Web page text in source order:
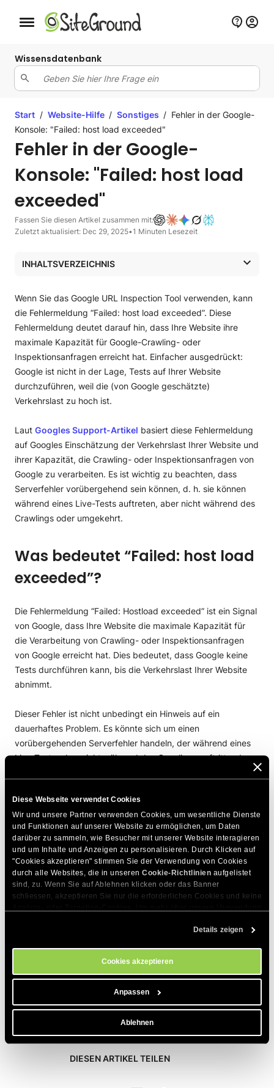
Diese Webseite verwendet Cookies
Wir und unsere Partner verwenden Cookies, um wesentliche Dienste
und Funktionen auf unserer Website zu ermöglichen, um Daten
darüber zu sammeln, wie Besucher mit unserer Website interagieren
und um Inhalte und Anzeigen zu personalisieren. Durch Klicken auf
"Cookies akzeptieren" stimmen Sie der Verwendung von Cookies
durch alle Websites, die in unseren Cookie-Richtlinien aufgelistet
sind, zu. Wenn Sie auf Ablehnen klicken oder das Banner
schliessen, akzeptieren Sie nur die erforderlichen Cookies und keine
. Sie können Ihre Cookie-Einstellungen jederzeit im
Details zeigen
Cookies akzeptieren
Anpassen
Ablehnen
Schaltfläche Mobile Navigation
Wissensdatenbank
Start / Website-Hilfe / Sonstiges / Fehler in der Google-
Konsole: "Failed: host load exceeded"
Fehler in der Google-
Konsole: "Failed: host load
exceeded"
Fassen Sie diesen Artikel zusammen mit:
Zuletzt aktualisiert: Dec 29, 2025•1 Minuten Lesezeit
INHALTSVERZEICHNIS
So beheben Sie den Fehler “Failed: host load exceeded”
Fehler
Wenn Sie das Google URL Inspection Tool verwenden, kann
die Fehlermeldung “Failed: host load exceeded”. Diese
Fehlermeldung deutet darauf hin, dass Ihre Website ihre
maximale Kapazität für Google-Crawling- oder
Inspektionsanfragen erreicht hat. Einfacher ausgedrückt:
Google ist nicht in der Lage, Tests auf Ihrer Website
durchzuführen, weil die (von Google geschätzte)
Verkehrslast zu hoch ist.
Laut Googles Support-Artikel basiert diese Fehlermeldung
auf Googles Einschätzung der Verkehrslast Ihrer Website und
ihrer Kapazität, die Crawling- oder Inspektionsanfragen von
Google zu verarbeiten. Es ist wichtig zu beachten, dass
Serverfehler vorübergehend sein können, d. h. sie können
während eines Live-Tests auftreten, aber nicht während des
Crawlings oder umgekehrt.
Was bedeutet “Failed: host load
exceeded”?
Die Fehlermeldung “Failed: Hostload exceeded” ist ein Signal
von Google, dass Ihre Website die maximale Kapazität für
die Verarbeitung von Crawling- oder Inspektionsanfragen
von Google erreicht hat. Dies bedeutet, dass Google keine
Tests durchführen kann, bis die Verkehrslast Ihrer Website
abnimmt.
Dieser Fehler ist nicht unbedingt ein Hinweis auf ein
dauerhaftes Problem. Es könnte sich um einen
vorübergehenden Serverfehler handeln, der während eines
Live-Tests, aber nicht während des Crawlings auftritt, oder
stattdessen, was er bedeutet, und unternehmen Sie die
notwendigen Schritte, um ihn zu beheben.
So beheben Sie den Fehler
“Failed: host load exceeded”
Fehler
Die empfohlene Lösung für diesen Fehler ist es, 24 Stunden
zu warten, bis die Limits bei Google zurückgesetzt werden.
So können die Limits von Google zurückgesetzt werden.
Während dieser Zeit sollte die von Google geschätzte
Verkehrslast Ihrer Website sinken. Nach diesem Zeitraum
sollten Sie erneut versuchen, das URL-Inspektions-Tool zu
DIESEN ARTIKEL TEILEN